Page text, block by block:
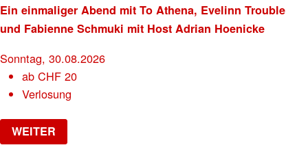
Ein einmaliger Abend mit To Athena, Evelinn Trouble
und Fabienne Schmuki mit Host Adrian Hoenicke
Sonntag, 30.08.2026
abCHF 20
Verlosung
WEITER